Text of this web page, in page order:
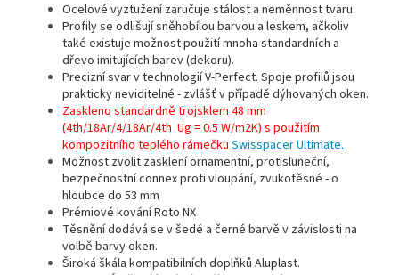
Ocelové vyztužení zaručuje stálost a neměnnost tvaru.
Profily se odlišují sněhobílou barvou a leskem, ačkoliv
také existuje možnost použití mnoha standardních a
dřevo imitujících barev (dekoru).
Precizní svar v technologií V-Perfect. Spoje profilů jsou
prakticky neviditelné - zvlášť v případě dýhovaných oken.
Zaskleno standardně trojsklem 48 mm
(4th/18Ar/4/18Ar/4th Ug = 0.5 W/m2K) s použitím
kompozitního teplého rámečku Swisspacer Ultimate.
Možnost zvolit zasklení ornamentní, protisluneční,
bezpečnostní connex proti vloupání, zvukotěsné - o
hloubce do 53 mm
Prémiové kování Roto NX
Těsnění dodává se v šedé a černé barvě v závislosti na
volbě barvy oken.
Široká škála kompatibilních doplňků Aluplast.